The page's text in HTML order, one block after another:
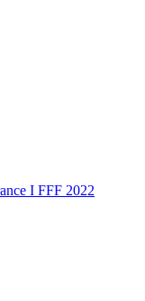
I FFF 2022